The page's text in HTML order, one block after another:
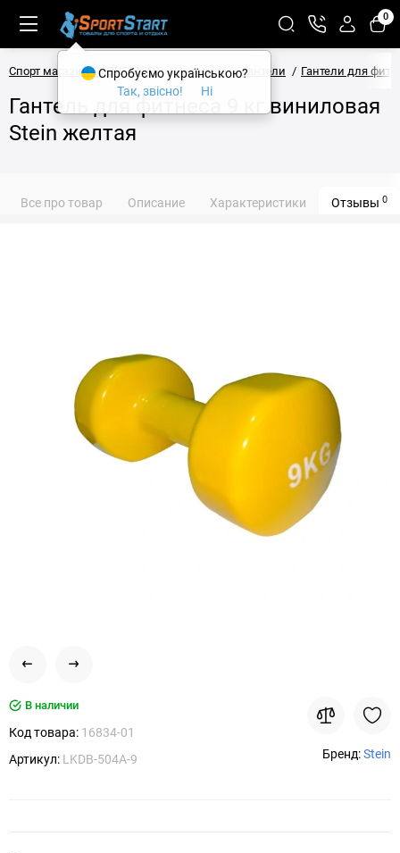
0
Спорт магазин SPORTSTART Атлетика Гантели Гантели для
Гантель для фитнеса 9 кг виниловая
Stein желтая
Все про товар Описание Характеристики Отзывы 0
В наличии
Код товара: 16834-01
Артикул: LKDB-504A-9 Бренд:Stein
Спробуємо українською?
Так, звісно!
Ні